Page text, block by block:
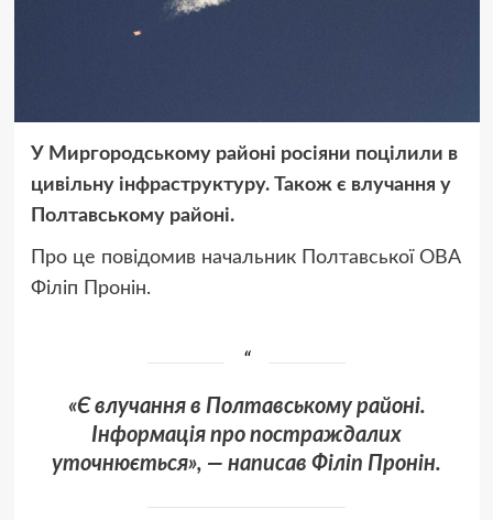
У Миргородському районі росіяни поцілили в
цивільну інфраструктуру. Також є влучання у
Полтавському районі.
Про це повідомив начальник Полтавської ОВА
Філіп Пронін.
«Є влучання в Полтавському районі.
Інформація про постраждалих
уточнюється», — написав Філіп Пронін.